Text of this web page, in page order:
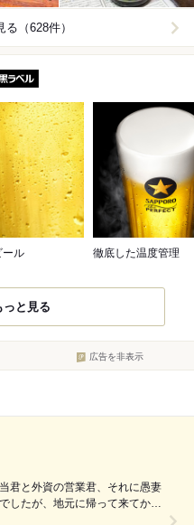
（628件）
ール 徹底した温度管理
っと見る
広告を非表示
君と外資の営業君、それに愚妻
したが、地元に帰って来てから